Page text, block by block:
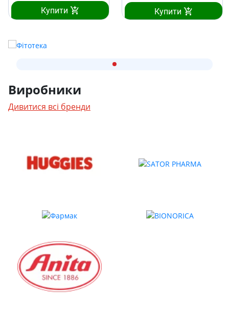
Купити Купити
Виробники
Дивитися всі бренди